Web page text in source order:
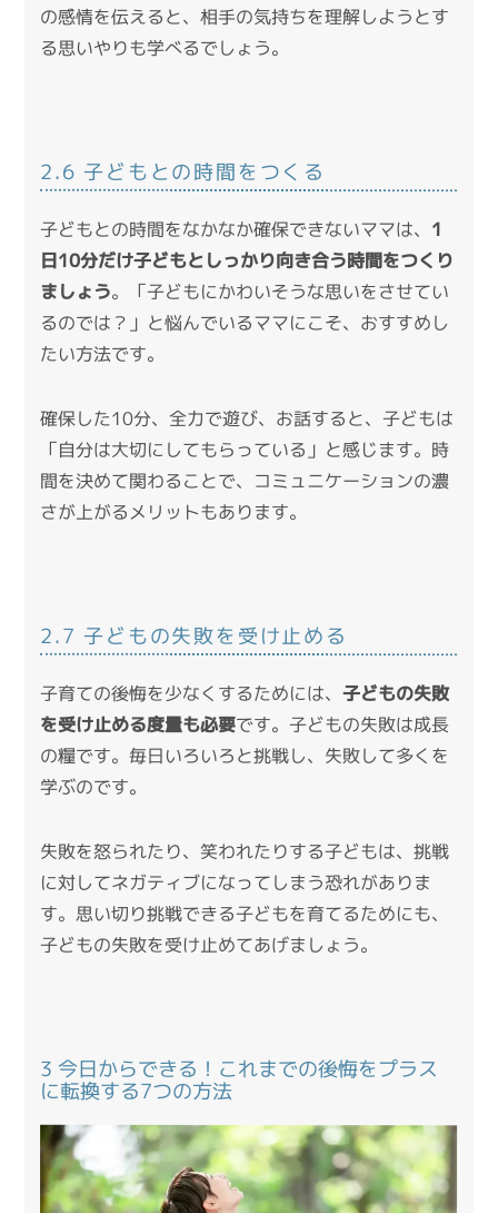
の感情を伝えると、相手の気持ちを理解しようとす
る思いやりも学べるでしょう。
2.6 子どもとの時間をつくる
子どもとの時間をなかなか確保できないママは、 1
日10分だけ子どもとしっかり向き合う時間をつくり
ましょう。「子どもにかわいそうな思いをさせてい
るのでは？」と悩んでいるママにこそ、おすすめし
たい方法です。
確保した10分、全力で遊び、お話すると、子どもは
「自分は大切にしてもらっている」と感じます。時
間を決めて関わることで、コミュニケーションの濃
さが上がるメリットもあります。
2.7 子どもの失敗を受け止める
子育ての後悔を少なくするためには、子どもの失敗
を受け止める度量も必要です。子どもの失敗は成長
の糧です。毎日いろいろと挑戦し、失敗して多くを
学ぶのです。
失敗を怒られたり、笑われたりする子どもは、挑戦
に対してネガティブになってしまう恐れがありま
す。思い切り挑戦できる子どもを育てるためにも、
子どもの失敗を受け止めてあげましょう。
3 今日からできる！これまでの後悔をプラス
に転換する7つの方法